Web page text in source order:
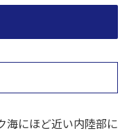
海にほど近い内陸部に